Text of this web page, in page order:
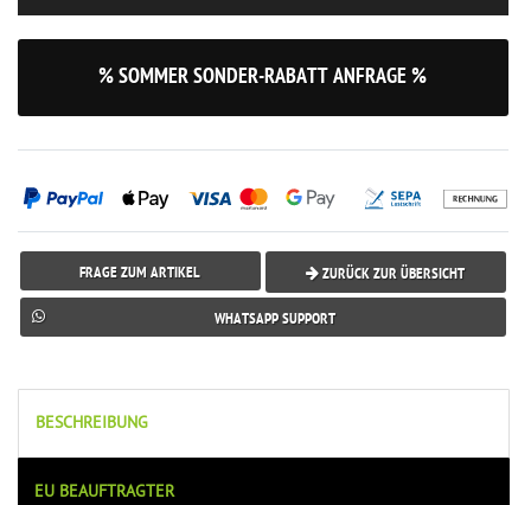
% SOMMER SONDER-RABATT ANFRAGE %
FRAGE ZUM ARTIKEL ZURÜCK ZUR ÜBERSICHT
WHATSAPP SUPPORT
BESCHREIBUNG
EU BEAUFTRAGTER